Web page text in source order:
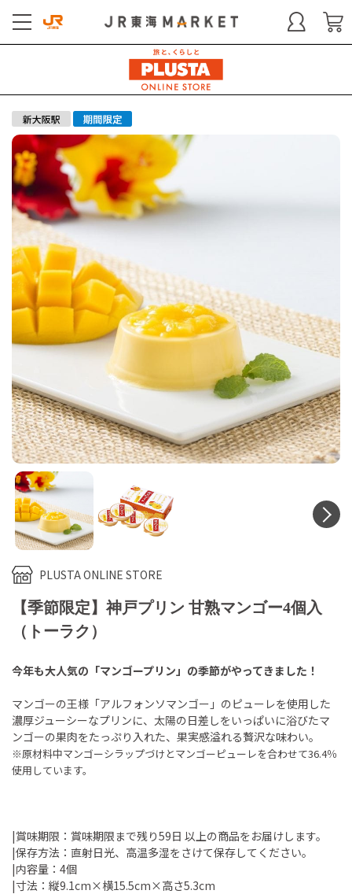
PLUSTA ONLINE STORE
【季節限定】神戸プリン 甘熟マンゴー4個入
（トーラク）
今年も大人気の「マンゴープリン」の季節がやってきました！
マンゴーの王様「アルフォンソマンゴー」のピューレを使用した
濃厚ジューシーなプリンに、太陽の日差しをいっぱいに浴びたマ
ンゴーの果肉をたっぷり入れた、果実感溢れる贅沢な味わい。
※原材料中マンゴーシラップづけとマンゴーピューレを合わせて36.4％
使用しています。
|賞味期限：賞味期限まで残り59日 以上の商品をお届けします。
|保存方法：直射日光、高温多湿をさけて保存してください。
|内容量：4個
|寸法：縦9.1cm×横15.5cm×高さ5.3cm